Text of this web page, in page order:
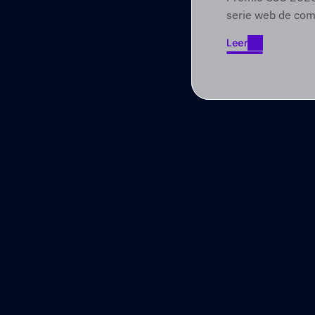
Foundry
serie web de
involucra a
través de
Leer
Leer